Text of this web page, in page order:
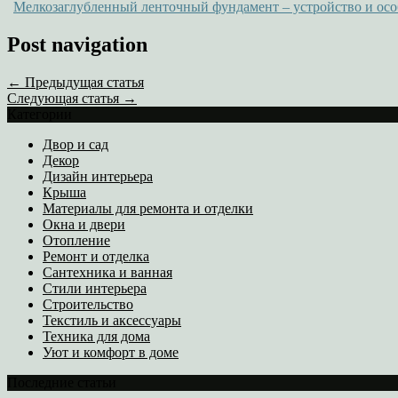
Мелкозаглубленный ленточный фундамент – устройство и
Post navigation
← Предыдущая статья
Следующая статья →
Двор и сад
Декор
Дизайн интерьера
Крыша
Материалы для ремонта и отделки
Окна и двери
Отопление
Ремонт и отделка
Сантехника и ванная
Стили интерьера
Строительство
Текстиль и аксессуары
Техника для дома
Уют и комфорт в доме